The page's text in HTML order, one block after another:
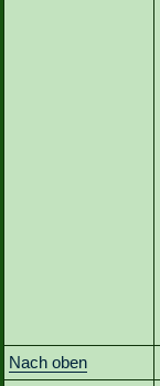
Nach oben